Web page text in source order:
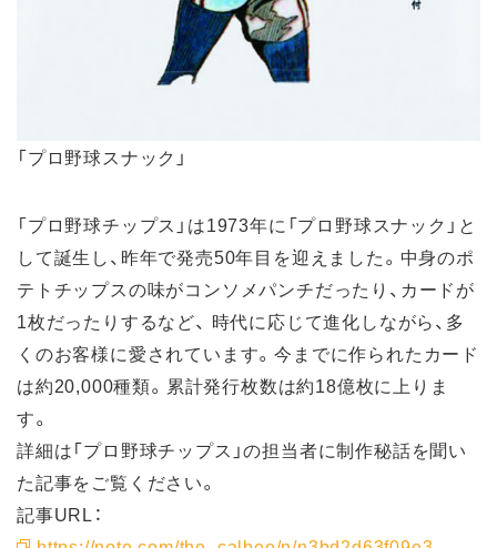
「プロ野球スナック」
「プロ野球チップス」は1973年に「プロ野球スナック」と
して誕生し、昨年で発売50年目を迎えました。中身のポ
テトチップスの味がコンソメパンチだったり、カードが
1枚だったりするなど、 時代に応じて進化しながら、多
くのお客様に愛されています。今までに作られたカード
は約20,000種類。累計発行枚数は約18億枚に上りま
す。
詳細は「プロ野球チップス」の担当者に制作秘話を聞い
た記事をご覧ください。
記事URL：